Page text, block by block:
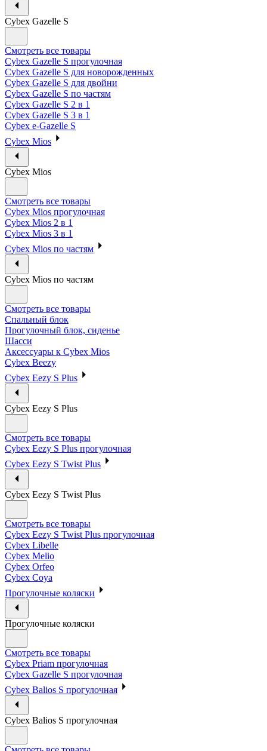
Cybex Gazelle S
Смотреть все товары
Cybex Gazelle S прогулочная
Cybex Gazelle S для новорожденных
Cybex Gazelle S для двойни
Cybex Gazelle S по частям
Cybex Gazelle S 2 в 1
Cybex Gazelle S 3 в 1
Cybex e-Gazelle S
Cybex Mios
Cybex Mios
Смотреть все товары
Cybex Mios прогулочная
Cybex Mios 2 в 1
Cybex Mios 3 в 1
Cybex Mios по частям
Cybex Mios по частям
Смотреть все товары
Спальный блок
Прогулочный блок, сиденье
Шасси
Аксессуары к Cybex Mios
Cybex Beezy
Cybex Eezy S Plus
Cybex Eezy S Plus
Смотреть все товары
Cybex Eezy S Plus прогулочная
Cybex Eezy S Twist Plus
Cybex Eezy S Twist Plus
Смотреть все товары
Cybex Eezy S Twist Plus прогулочная
Cybex Libelle
Cybex Melio
Cybex Orfeo
Cybex Coya
Прогулочные коляски
Прогулочные коляски
Смотреть все товары
Cybex Priam прогулочная
Cybex Gazelle S прогулочная
Cybex Balios S прогулочная
Cybex Balios S прогулочная